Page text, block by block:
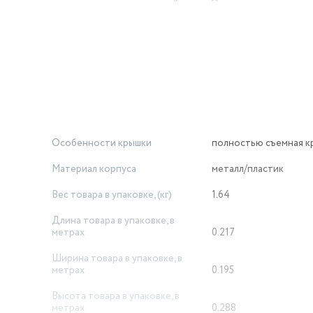
компонентов для электрочайников. Он устраняет риски
закипании, при включении чайника без воды.
Особенности крышки
полностью съемная
Материал корпуса
металл/пластик
Вес товара в упаковке, (кг)
1.64
Длина товара в упаковке, в
метрах
0.217
Ширина товара в упаковке, в
метрах
0.195
Высота товара в упаковке, в
метрах
0.288